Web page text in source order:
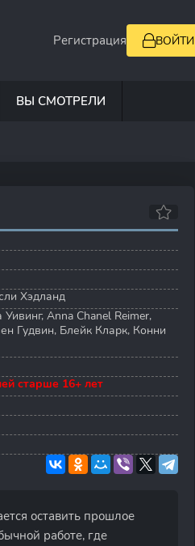
Регистрация ВОЙТИ
ВЫ СМОТРЕЛИ
Хэдланд
Уивинг, Anna Chanel Reimer,
Гудвин, Блейк Кларк, Конни
старше 16+ лет
оставить прошлое
работе, где